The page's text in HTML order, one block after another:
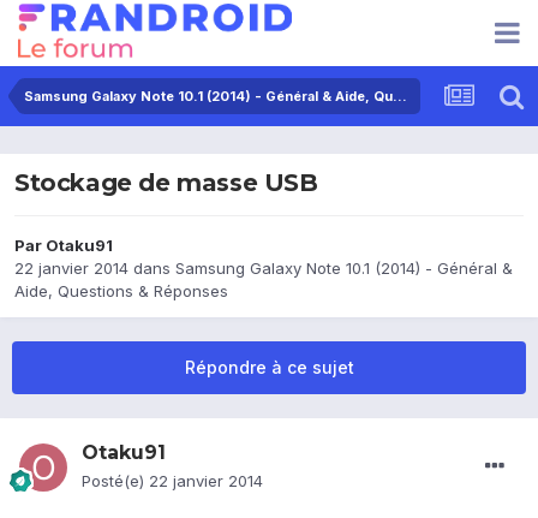
Samsung Galaxy Note 10.1 (2014) - Général & Aide, Questions & Réponses
Stockage de masse USB
Par Otaku91
22 janvier 2014 dans Samsung Galaxy Note 10.1 (2014) - Général &
Aide, Questions & Réponses
Répondre à ce sujet
Otaku91
Posté(e) 22 janvier 2014